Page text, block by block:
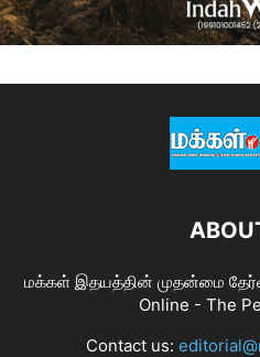
மக்கள் இதயத்தின் முதன்மை
Online - The
Contact us: